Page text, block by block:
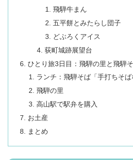
飛騨牛まん
五平餅とみたらし団子
どぶろくアイス
荻町城跡展望台
ひとり旅3日目：飛騨の里と飛騨
ランチ：飛騨そば「手打ちそば
飛騨の里
高山駅で駅弁を購入
お土産
まとめ